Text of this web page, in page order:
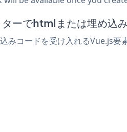
ーでhtmlまたは埋め込
みコードを受け入れるVue.js